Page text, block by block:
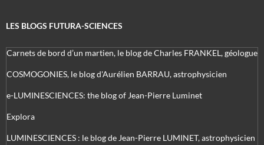
LES BLOGS FUTURA-SCIENCES
Carnets de bord d’un martien, le blog de Charles FRANKEL, géologue
COSMOGONIES, le blog d'Aurélien BARRAU, astrophysicien
e-LUMINESCIENCES: the blog of Jean-Pierre Luminet
Explora
LUMINESCIENCES : le blog de Jean-Pierre LUMINET, astrophysicien